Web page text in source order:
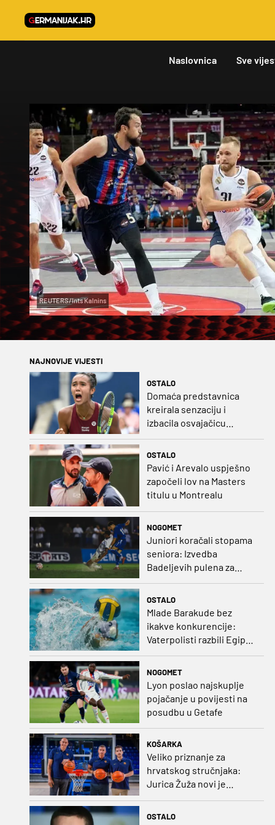
Naslovnica Sve
REUTERS/Ints Kalnins
NAJNOVIJE VIJESTI
OSTALO
Domaća predstavnica
kreirala senzaciju i
izbacila osvajačicu
OSTALO
Pavić i Arevalo uspješno
započeli lov na Masters
titulu u Montrealu
NOGOMET
Juniori koračali stopama
seniora: Izvedba
Badeljevih pulena za
čistu peticu protiv
OSTALO
Mlade Barakude bez
ikakve konkurencije:
Vaterpolisti razbili Egipat
za polufinale SP-a!
NOGOMET
Lyon poslao najskuplje
pojačanje u povijesti na
posudbu u Getafe
KOŠARKA
Veliko priznanje za
hrvatskog stručnjaka:
Jurica Žuža novi je
OSTALO